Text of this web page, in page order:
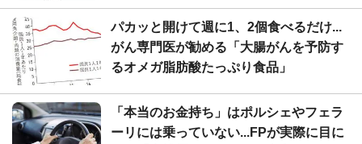
パカッと開けて週に1、2個食べるだけ...
がん専門医が勧める「大腸がんを予防す
るオメガ脂肪酸たっぷり食品」
「本当のお金持ち」はポルシェやフェラ
ーリには乗っていない...FPが実際に目に